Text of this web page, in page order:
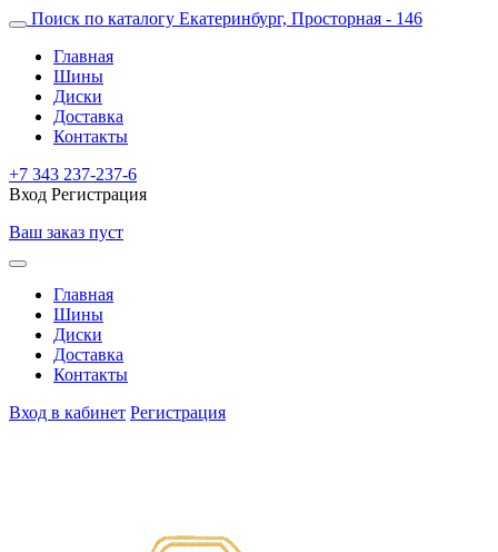
Поиск по каталогу Екатеринбург, Просторная - 146
Главная
Шины
Диски
Доставка
Контакты
+7 343 237-237-6
Вход Регистрация
Ваш заказ пуст
Главная
Шины
Диски
Доставка
Контакты
Вход в кабинет Регистрация